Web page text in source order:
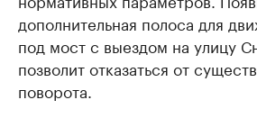
дополнительная полоса для
под мост с выездом на улицу
позволит отказаться от
поворота.